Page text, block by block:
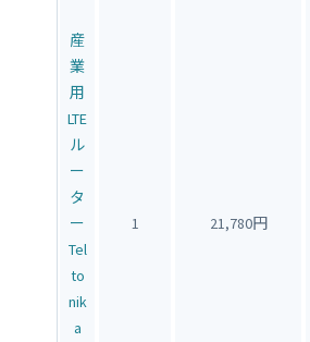
産
業
用
LTE
ル
ー
タ
ー
Tel
to
nik
a
1 21,780円